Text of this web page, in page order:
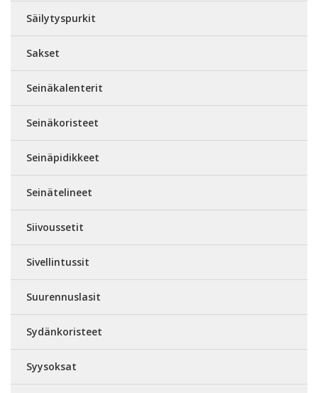
Säilytyspurkit
Sakset
Seinäkalenterit
Seinäkoristeet
Seinäpidikkeet
Seinätelineet
Siivoussetit
Sivellintussit
Suurennuslasit
Sydänkoristeet
Syysoksat